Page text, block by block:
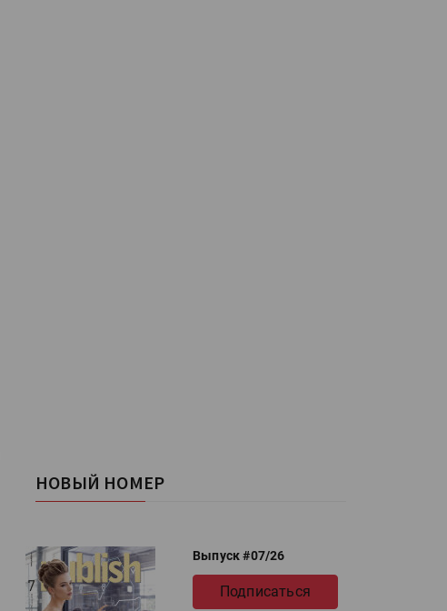
НОВЫЙ НОМЕР
Выпуск #07/26
Подписаться